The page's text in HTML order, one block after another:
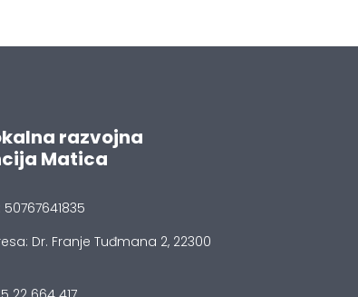
razvojna
Matica
50767641835
Dr. Franje Tuđmana 2, 22300